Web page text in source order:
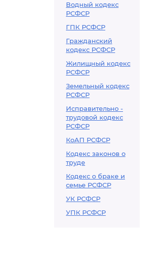
Водный кодекс
РСФСР
ГПК РСФСР
Гражданский
кодекс РСФСР
Жилищный кодекс
РСФСР
Земельный кодекс
РСФСР
Исправительно -
трудовой кодекс
РСФСР
КоАП РСФСР
Кодекс законов о
труде
Кодекс о браке и
семье РСФСР
УК РСФСР
УПК РСФСР